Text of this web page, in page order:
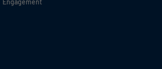
Engagement